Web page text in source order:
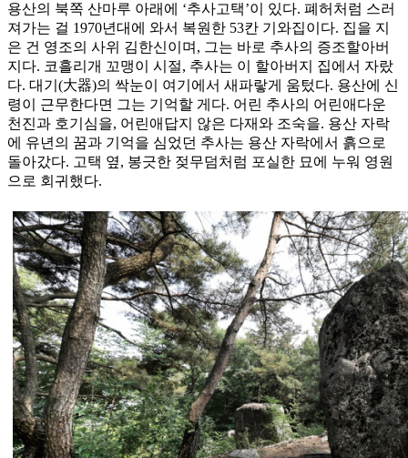
용산의 북쪽 산마루 아래에 ‘추사고택’이 있다. 폐허처럼 스러
져가는 걸 1970년대에 와서 복원한 53칸 기와집이다. 집을 지
은 건 영조의 사위 김한신이며, 그는 바로 추사의 증조할아버
지다. 코흘리개 꼬맹이 시절, 추사는 이 할아버지 집에서 자랐
다. 대기(大器)의 싹눈이 여기에서 새파랗게 움텄다. 용산에 신
령이 근무한다면 그는 기억할 게다. 어린 추사의 어린애다운
천진과 호기심을, 어린애답지 않은 다재와 조숙을. 용산 자락
에 유년의 꿈과 기억을 심었던 추사는 용산 자락에서 흙으로
돌아갔다. 고택 옆, 봉긋한 젖무덤처럼 포실한 묘에 누워 영원
으로 회귀했다.